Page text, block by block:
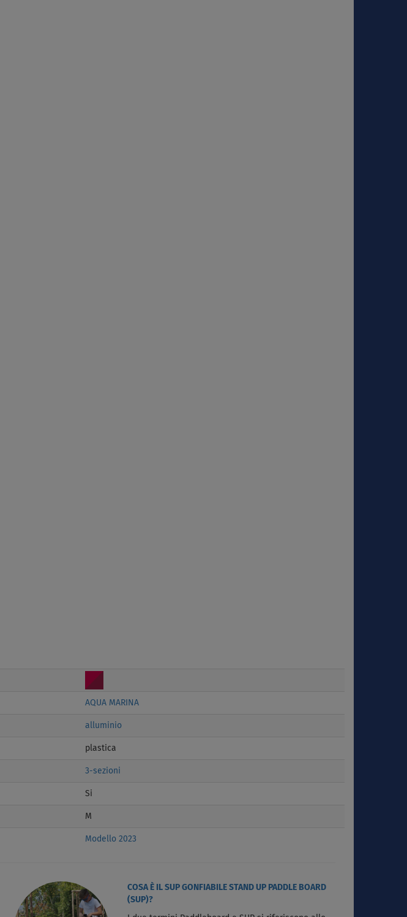
AQUA MARINA
alluminio
plastica
3-sezioni
Si
M
Modello 2023
COSA È IL SUP GONFIABILE STAND UP PADDLE BOARD
(SUP)?